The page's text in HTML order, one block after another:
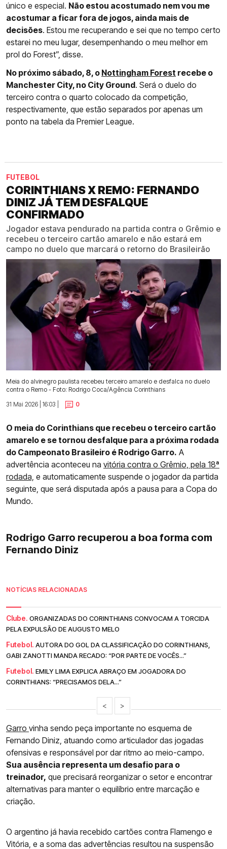
único e especial. Não estou acostumado nem vou me
acostumar a ficar fora de jogos, ainda mais de
decisões. Estou me recuperando e sei que no tempo certo
estarei no meu lugar, desempenhando o meu melhor em
prol do Forest”, disse.
No próximo sábado, 8, o Nottingham Forest recebe o
Manchester City, no City Ground. Será o duelo do
terceiro contra o quarto colocado da competição,
respectivamente, que estão separados por apenas um
ponto na tabela da Premier League.
FUTEBOL
CORINTHIANS X REMO: FERNANDO
DINIZ JÁ TEM DESFALQUE
CONFIRMADO
Jogador estava pendurado na partida contra o Grêmio e
recebeu o terceiro cartão amarelo e não estará em
campo no duelo que marcará o retorno do Brasileirão
Meia do alvinegro paulista recebeu terceiro amarelo e desfalca no duelo
contra o Remo - Foto: Rodrigo Coca/Agência Corinthians
31 Mai 2026 | 16:03 |
0
O meia do Corinthians que recebeu o terceiro cartão
amarelo e se tornou desfalque para a próxima rodada
do Campeonato Brasileiro é Rodrigo Garro. A
advertência aconteceu na vitória contra o Grêmio, pela 18ª
rodada, e automaticamente suspende o jogador da partida
seguinte, que será disputada após a pausa para a Copa do
Mundo.
Rodrigo Garro recuperou a boa forma com
Fernando Diniz
NOTÍCIAS RELACIONADAS
Clube. ORGANIZADAS DO CORINTHIANS CONVOCAM A TORCIDA
PELA EXPULSÃO DE AUGUSTO MELO
Futebol. AUTORA DO GOL DA CLASSIFICAÇÃO DO CORINTHIANS,
GABI ZANOTTI MANDA RECADO: “POR PARTE DE VOCÊS...”
Futebol. EMILY LIMA EXPLICA ABRAÇO EM JOGADORA DO
CORINTHIANS: “PRECISAMOS DELA...”
< >
Garro vinha sendo peça importante no esquema de
Fernando Diniz, atuando como articulador das jogadas
ofensivas e responsável por dar ritmo ao meio-campo.
Sua ausência representa um desafio para o
treinador, que precisará reorganizar o setor e encontrar
alternativas para manter o equilíbrio entre marcação e
criação.
O argentino já havia recebido cartões contra Flamengo e
Vitória, e a soma das advertências resultou na suspensão